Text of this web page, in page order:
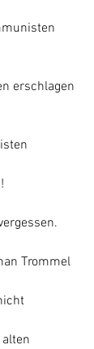
erschlagen
Trommel